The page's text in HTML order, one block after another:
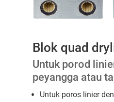
Blok quad
Untuk porod
peyangga atau
Untuk poros linier